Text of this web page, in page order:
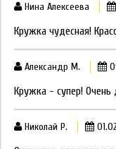
Нина Алексеева
Кружка чудесная!
Александр М.
Кружка - супер! Очень
Николай Р.